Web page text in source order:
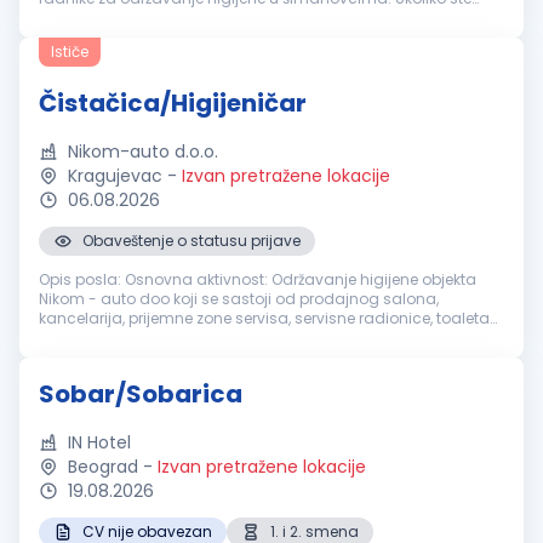
deo profesional...
Ističe
Čistačica/Higijeničar
Nikom-auto d.o.o.
Kragujevac - Izvan pretražene lokacije
06.08.2026
Obaveštenje o statusu prijave
Opis posla: Osnovna aktivnost: Održavanje higijene objekta
Nikom - auto doo koji se sastoji od prodajnog salona,
kancelarija, prijemne zone servisa, servisne radionice, toaleta
Sobar/Sobarica
IN Hotel
Beograd - Izvan pretražene lokacije
19.08.2026
CV nije obavezan
1. i 2. smena